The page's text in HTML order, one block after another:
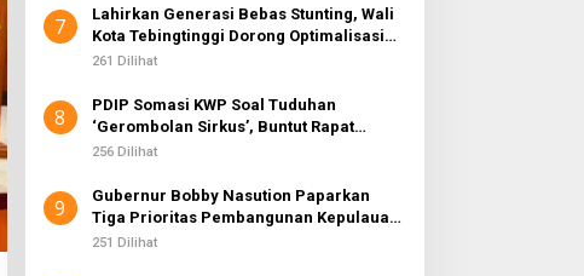
7
Lahirkan Generasi Bebas Stunting, Wali
Kota Tebingtinggi Dorong Optimalisasi
SP3 Catin
261 Dilihat
8
PDIP Somasi KWP Soal Tuduhan
‘Gerombolan Sirkus’, Buntut Rapat
Komisi II Dipimpin Sufmi Dasco Ahmad
256 Dilihat
9
Gubernur Bobby Nasution Paparkan
Tiga Prioritas Pembangunan Kepulauan
Nias
251 Dilihat